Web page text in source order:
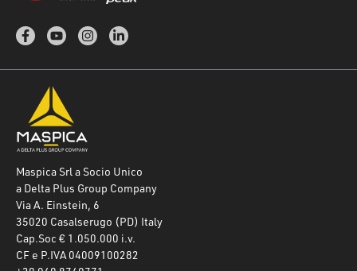
Maspica Srl a Socio Unico
a Delta Plus Group Company
Via A. Einstein, 6
35020 Casalserugo (PD) Italy
Cap.Soc € 1.050.000 i.v.
CF e P.IVA 04009100282